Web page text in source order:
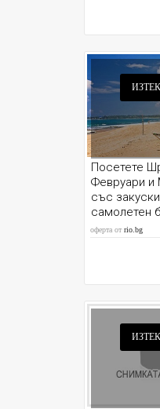
Посетете
Февруари и
със
самолетен
оферта отrio.bg